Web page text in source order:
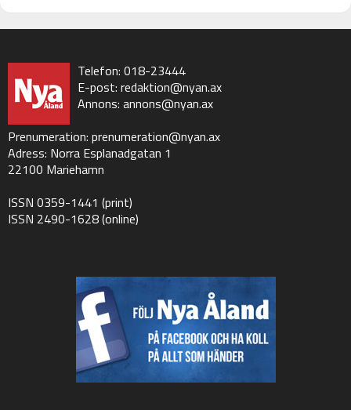
Telefon: 018-23444
E-post: redaktion@nyan.ax
Annons: annons@nyan.ax
Prenumeration: prenumeration@nyan.ax
Adress: Norra Esplanadgatan 1
22100 Mariehamn
ISSN 0359-1441 (print)
ISSN 2490-1628 (online)